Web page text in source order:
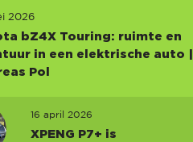
2026
bZ4X Touring: ruimte en
in een elektrische auto |
Pol
16 april 2026
XPENG P7+ is